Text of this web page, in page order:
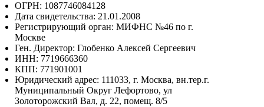
ОГРН: 1087746084128
Дата свидетельства: 21.01.2008
Регистрирующий орган: МИФНС №46 по г.
Москве
Ген. Директор: Глобенко Алексей Сергеевич
ИНН: 7719666360
КПП: 771901001
Юридический адрес: 111033, г. Москва, вн.тер.г.
Муниципальный Округ Лефортово, ул
Золоторожский Вал, д. 22, помещ. 8/5